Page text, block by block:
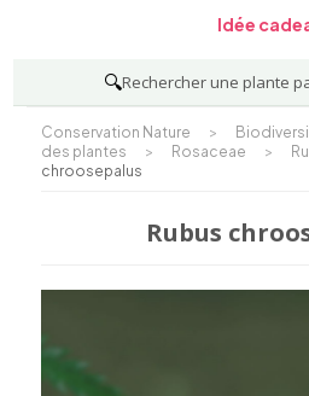
Idée
🔍Rechercher une plante
Conservation Nature >
des plantes
> Rosaceae >
chroosepalus
Rubus